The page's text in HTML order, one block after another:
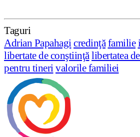
Taguri
Adrian Papahagicredinţă familie
libertate de conştiinţălibertatea
pentru tinerivalorile familiei